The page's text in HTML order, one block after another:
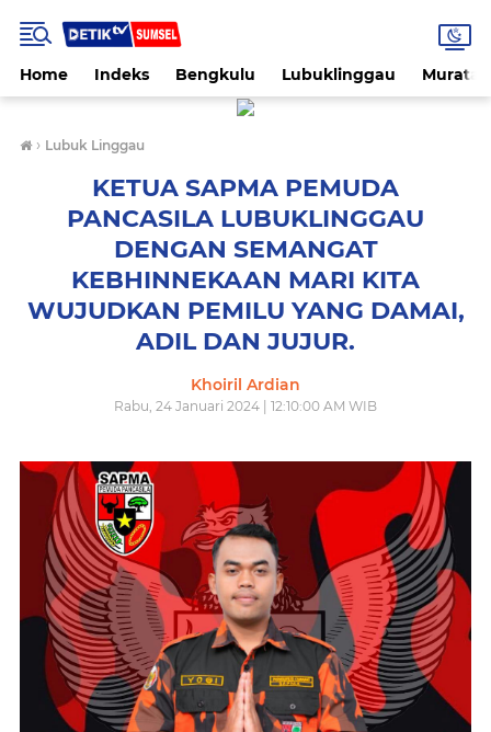
Home Indeks Bengkulu Lubuklinggau
› Lubuk Linggau
KETUA SAPMA PEMUDA
PANCASILA LUBUKLINGGAU
DENGAN SEMANGAT
KEBHINNEKAAN MARI KITA
WUJUDKAN PEMILU YANG DAMAI,
ADIL DAN JUJUR.
Khoiril Ardian
Rabu, 24 Januari 2024 | 12:10:00 AM WIB